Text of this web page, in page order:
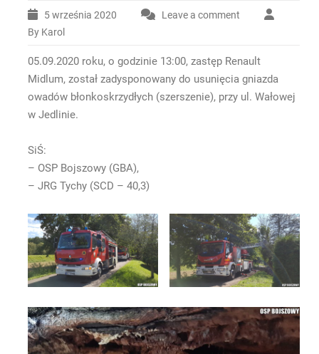
5 września 2020
Leave a comment
By Karol
05.09.2020 roku, o godzinie 13:00, zastęp Renault
Midlum, został zadysponowany do usunięcia gniazda
owadów błonkoskrzydłych (szerszenie), przy ul. Wałowej
w Jedlinie.
SiŚ:
– OSP Bojszowy (GBA),
– JRG Tychy (SCD – 40,3)